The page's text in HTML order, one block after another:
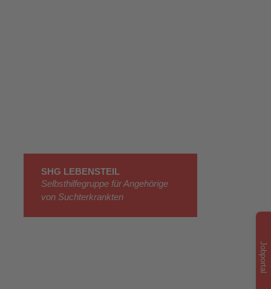
SHG LEBENSTEIL
Selbsthilfegruppe für Angehörige
von Suchterkrankten
Jobportal